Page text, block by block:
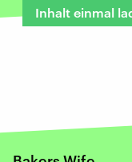
Inhalt einmal